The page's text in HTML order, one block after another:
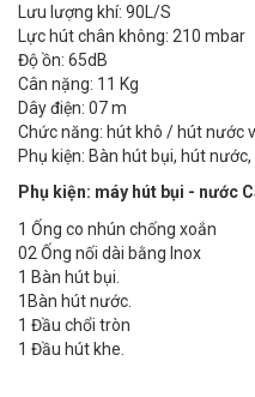
Lưu lượng khí: 90L/S
Lực hút chân không: 210 mbar
Độ ồn: 65dB
Cân nặng: 11 Kg
Dây điện: 07 m
Chức năng: hút khô / hút nước
Phụ kiện: Bàn hút bụi, hút
Phụ kiện: máy hút bụi - nước
1 Ống co nhún chống xoắn
02 Ống nối dài bằng Inox
1 Bàn hút bụi.
1Bàn hút nước.
1 Đầu chổi tròn
1 Đầu hút khe.